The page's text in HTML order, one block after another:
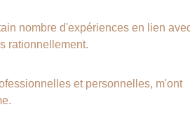
nombre d'expériences en lien
rationnellement.
et personnelles, m'ont